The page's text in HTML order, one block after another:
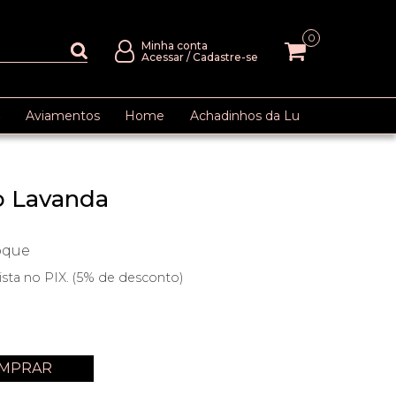
Minha conta
Acessar / Cadastre-se
0
Aviamentos Home Achadinhos da Lu
Lavanda
no PIX. (5% de desconto)